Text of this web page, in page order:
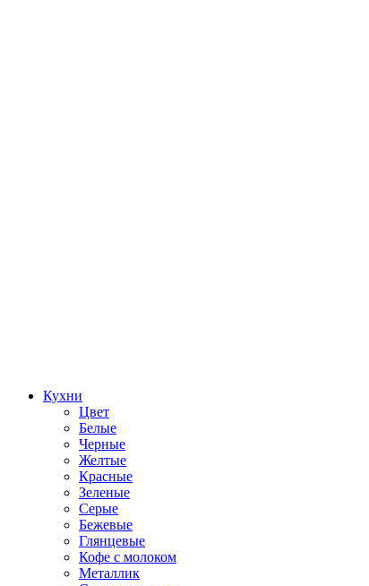
Кухни
Цвет
Белые
Черные
Желтые
Красные
Зеленые
Серые
Бежевые
Глянцевые
Кофе с молоком
Металлик